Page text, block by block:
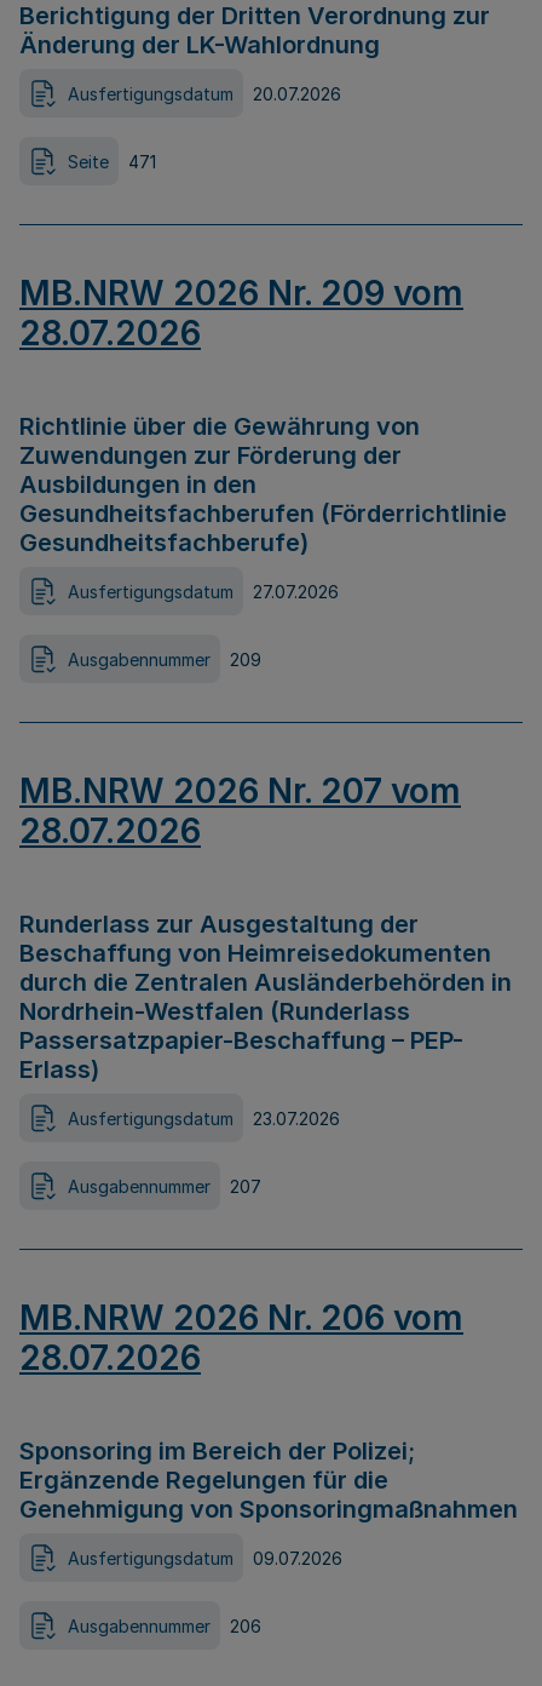
Berichtigung der Dritten Verordnung zur
Änderung der LK-Wahlordnung
Ausfertigungsdatum 20.07.2026
Seite 471
MB.NRW 2026 Nr. 209 vom
28.07.2026
Richtlinie über die Gewährung von
Zuwendungen zur Förderung der
Ausbildungen in den
Gesundheitsfachberufen (Förderrichtlinie
Gesundheitsfachberufe)
Ausfertigungsdatum 27.07.2026
Ausgabennummer 209
MB.NRW 2026 Nr. 207 vom
28.07.2026
Runderlass zur Ausgestaltung der
Beschaffung von Heimreisedokumenten
durch die Zentralen Ausländerbehörden in
Nordrhein-Westfalen (Runderlass
Passersatzpapier-Beschaffung – PEP-
Erlass)
Ausfertigungsdatum 23.07.2026
Ausgabennummer 207
MB.NRW 2026 Nr. 206 vom
28.07.2026
Sponsoring im Bereich der Polizei;
Ergänzende Regelungen für die
Genehmigung von Sponsoringmaßnahmen
Ausfertigungsdatum 09.07.2026
Ausgabennummer 206